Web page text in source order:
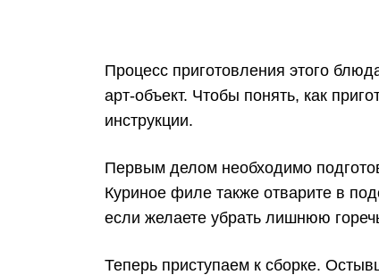
Процесс приготовления этого
арт-объект. Чтобы понять, как
инструкции.
Первым делом необходимо
Куриное филе также отварите в
если желаете убрать лишнюю
Теперь приступаем к сборке.